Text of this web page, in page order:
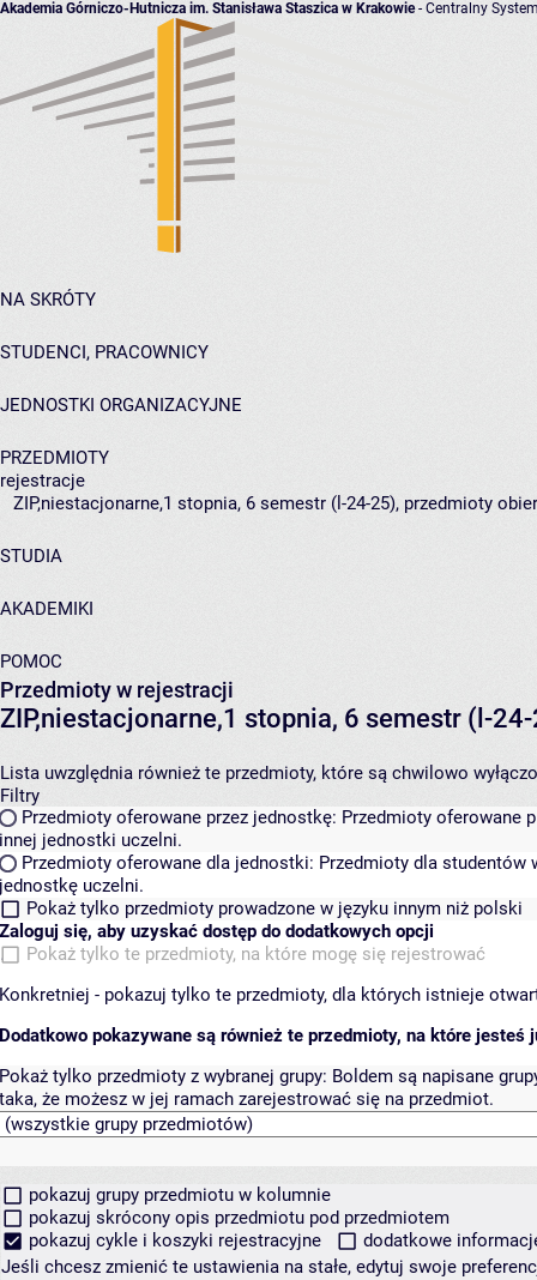
Akademia Górniczo-Hutnicza im. Stanisława Staszica w Krakowie- Centralny
NA SKRÓTY
STUDENCI, PRACOWNICY
JEDNOSTKI ORGANIZACYJNE
PRZEDMIOTY
rejestracje
ZIP,niestacjonarne,1 stopnia, 6 semestr (l-24-25), przedmioty
STUDIA
AKADEMIKI
POMOC
Przedmioty w rejestracji
ZIP,niestacjonarne,1 stopnia, 6 semestr (l-
Lista uwzględnia również te przedmioty, które są chwilowo
Filtry
Przedmioty oferowane przez jednostkę: Przedmioty oferowane
innej jednostki uczelni.
Przedmioty oferowane dla jednostki: Przedmioty dla studentów
jednostkę uczelni.
Pokaż tylko przedmioty prowadzone w języku innym niż polski
Zaloguj się, aby uzyskać dostęp do dodatkowych opcji
Pokaż tylko te przedmioty, na które mogę się rejestrować
Konkretniej - pokazuj tylko te przedmioty, dla których istnieje
Dodatkowo pokazywane są również te przedmioty, na które jesteś
Pokaż tylko przedmioty z wybranej grupy: Boldem są napisane
taka, że możesz w jej ramach zarejestrować się na przedmiot.
pokazuj grupy przedmiotu w kolumnie
pokazuj skrócony opis przedmiotu pod przedmiotem
pokazuj cykle i koszyki rejestracyjne
dodatkowe
Jeśli chcesz zmienić te ustawienia na stałe, edytuj swoje